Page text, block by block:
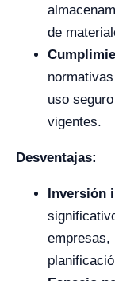
de
uso
vigentes.
Desventajas:
Inversión
empresas,